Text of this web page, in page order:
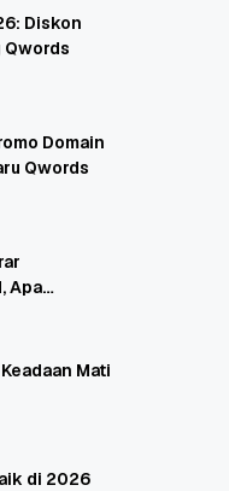
Diskon
Qwords
Domain
Qwords
Apa
Mati
di 2026